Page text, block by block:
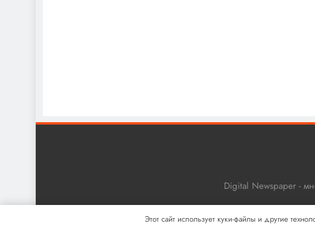
Digital Newspaper -
Этот сайт использует куки-файлы и другие